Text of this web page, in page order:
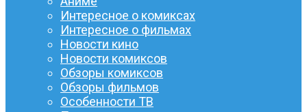
Интересное о комиксах
Интересное о фильмах
Новости кино
Новости комиксов
Обзоры комиксов
Обзоры фильмов
Особенности ТВ